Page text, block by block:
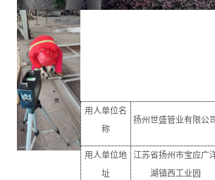
用人单位名
称
扬州世盛管业有限公司
用人单位地
址
江苏省扬州市宝应广
湖镇西工业园